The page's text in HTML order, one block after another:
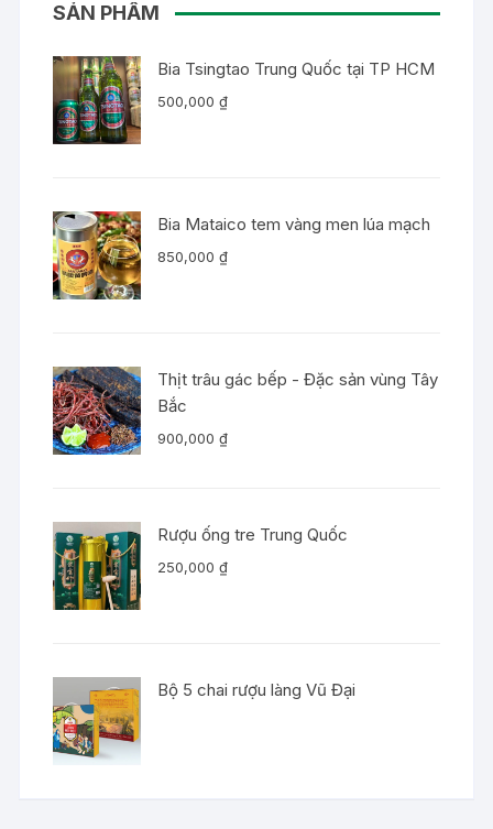
SẢN PHẨM
Bia Tsingtao Trung Quốc tại TP HCM
500,000₫
Bia Mataico tem vàng men lúa mạch
850,000₫
Thịt trâu gác bếp - Đặc sản vùng Tây
Bắc
900,000₫
Rượu ống tre Trung Quốc
250,000₫
Bộ 5 chai rượu làng Vũ Đại